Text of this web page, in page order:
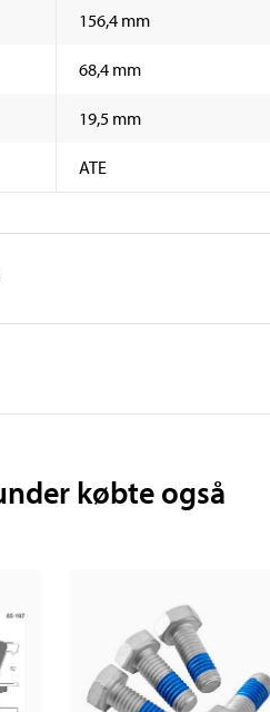
156,4 mm
68,4 mm
19,5 mm
ATE
købte også